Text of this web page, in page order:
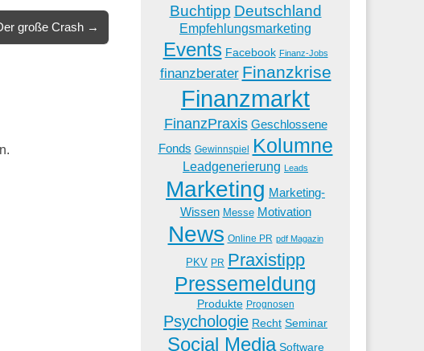
große Crash →
Buchtipp Deutschland
Empfehlungsmarketing
Events Facebook Finanz-Jobs
finanzberater Finanzkrise
Finanzmarkt
FinanzPraxis Geschlossene
Fonds Gewinnspiel Kolumne
Leadgenerierung Leads
Marketing Marketing-
Wissen Messe Motivation
News Online PR pdf Magazin
PKV PR Praxistipp
Pressemeldung
Produkte Prognosen
Psychologie Recht Seminar
Social Media Software